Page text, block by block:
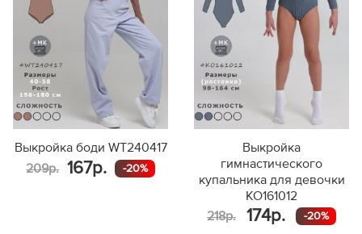
Выкройка боди WT240417
209р.
167р. -20%
Выкройка
гимнастического
купальника для девочки
KO161012
218р.
174р. -20%